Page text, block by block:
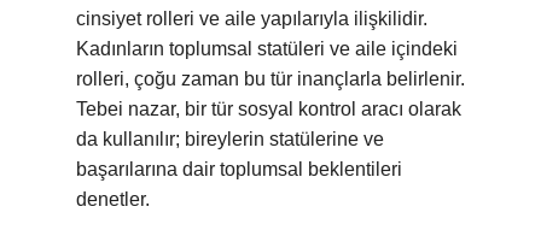
cinsiyet rolleri ve aile yapılarıyla ilişkilidir.
Kadınların toplumsal statüleri ve aile içindeki
rolleri, çoğu zaman bu tür inançlarla belirlenir.
Tebei nazar, bir tür sosyal kontrol aracı olarak
da kullanılır; bireylerin statülerine ve
başarılarına dair toplumsal beklentileri
denetler.